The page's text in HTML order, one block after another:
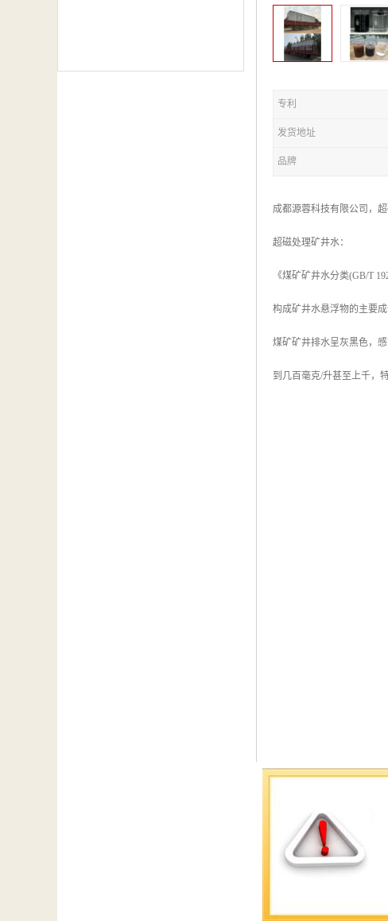
专利
发货地址
品牌
成都源蓉科技有限公司
超磁处理矿井水：
《煤矿矿井水分类(GB/T
构成矿井水悬浮物的主要
煤矿矿井排水呈灰黑色，
到几百毫克/升甚至上千，
成都源蓉科技有限公司专